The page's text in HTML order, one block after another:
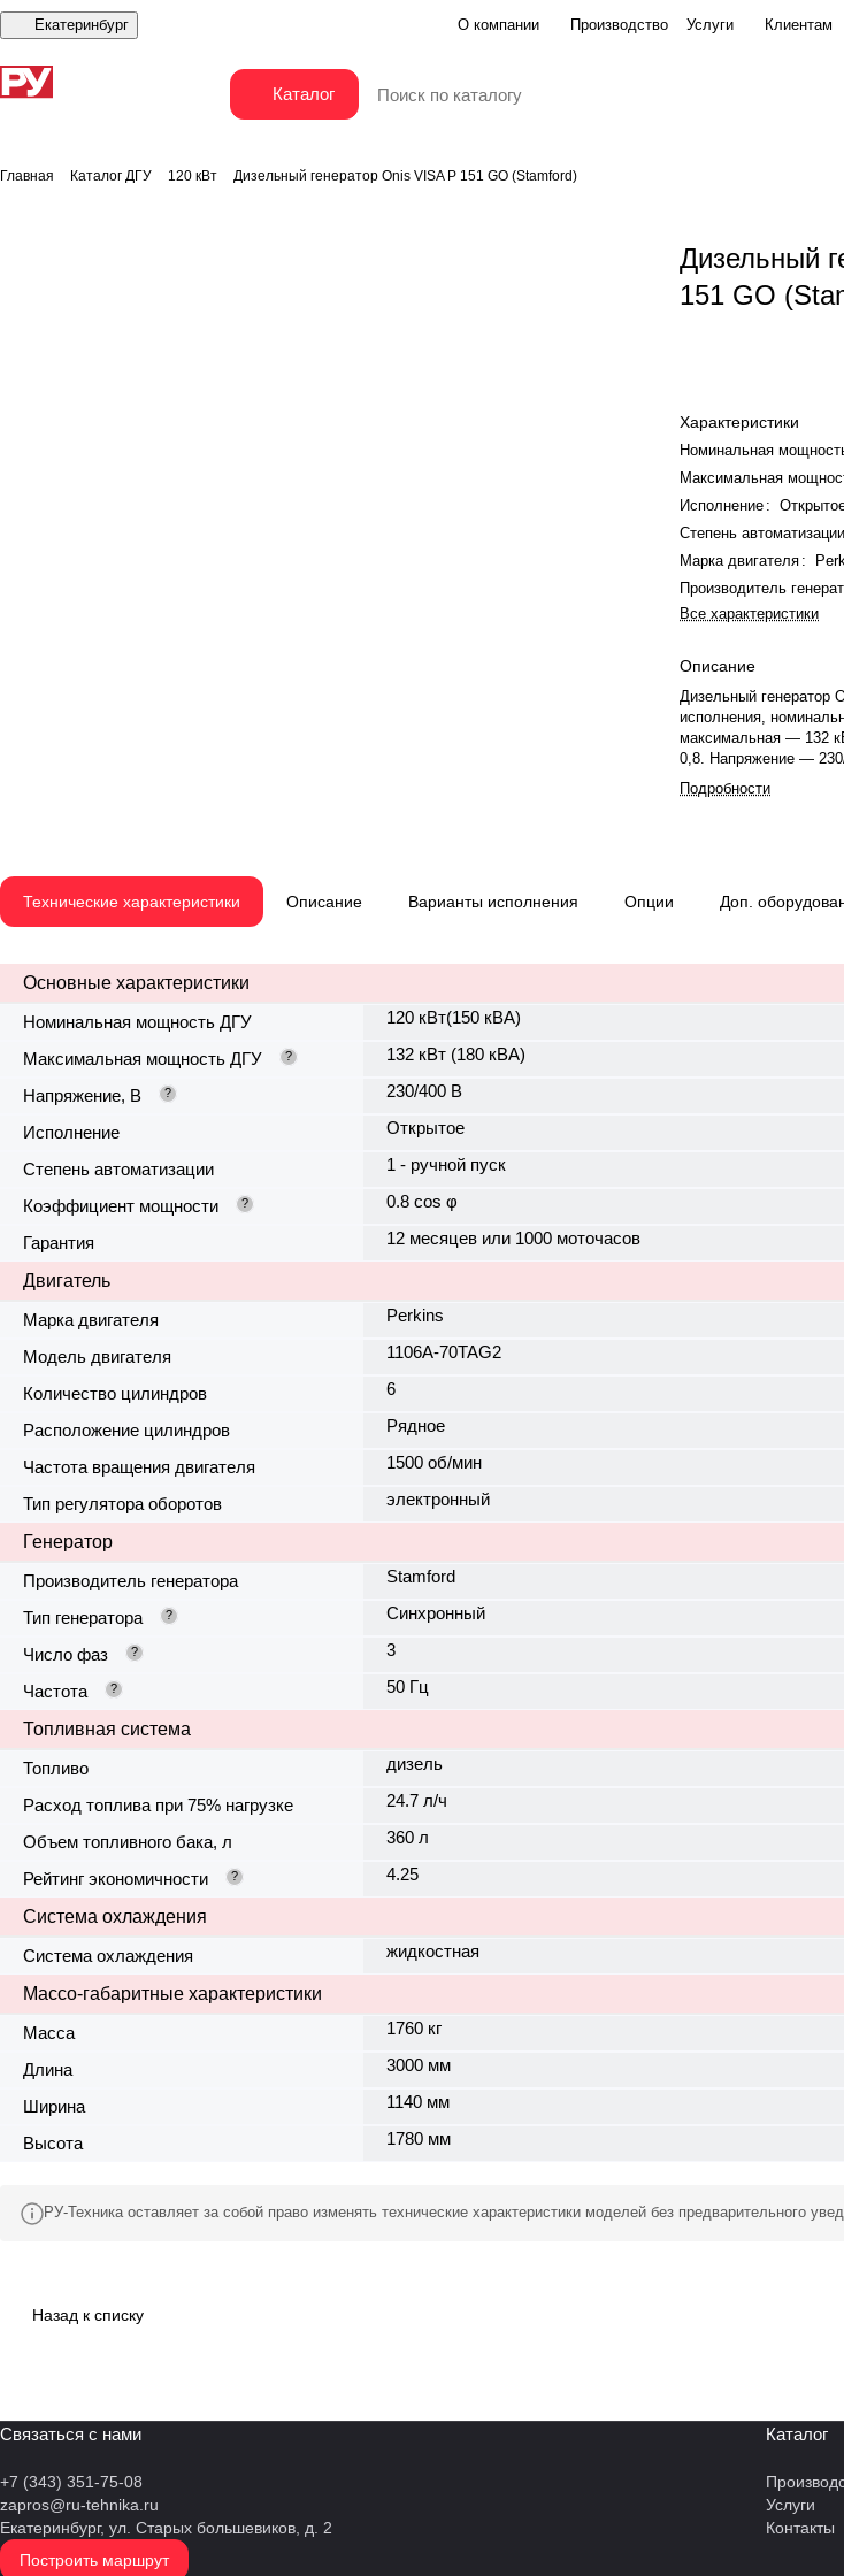
Екатеринбург О компании Производство Услуги Клиентам
Каталог
Главная Каталог ДГУ 120 кВт Дизельный генератор Onis VISA P 151 GO (Stamford)
Дизельный
151 GO
Дизельный генератор Onis VISA P 151 GO (Stamford)
Характеристики
Номинальная
Максимальная
Исполнение :
Степень автоматизации
Марка двигателя :
Производитель
Все характеристики
Описание
Дизельный генератор
исполнения,
максимальная — 132
0,8. Напряжение —
рядный, 6-
регулятором
Уровень шума —
Подробности
Технические характеристики Описание Варианты исполнения Опции Доп.
Основные характеристики
Номинальная мощность ДГУ
120 кВт(150 кВА)
Максимальная мощность ДГУ ? 132 кВт (180 кВА)
Напряжение, В ? 230/400 В
Исполнение Открытое
Степень автоматизации 1 - ручной пуск
Коэффициент мощности ? 0.8 cos φ
Гарантия 12 месяцев или 1000 моточасов
Двигатель
Марка двигателя
Perkins
Модель двигателя 1106A-70TAG2
Количество цилиндров 6
Расположение цилиндров Рядное
Частота вращения двигателя 1500 об/мин
Тип регулятора оборотов электронный
Генератор
Производитель генератора
Stamford
Тип генератора ? Синхронный
Число фаз ? 3
Частота ? 50 Гц
Топливная система
Топливо
дизель
Расход топлива при 75% нагрузке 24.7 л/ч
Объем топливного бака, л 360 л
Рейтинг экономичности ? 4.25
Система охлаждения
Система охлаждения
жидкостная
Массо-габаритные характеристики
Масса
1760 кг
Длина 3000 мм
Ширина 1140 мм
Высота 1780 мм
РУ-Техника оставляет за собой право изменять технические характеристики моделей без предварительного
Назад к списку
Связаться с нами
+7 (343) 351-75-08
zapros@ru-tehnika.ru
Екатеринбург, ул. Старых большевиков, д. 2
Построить маршрут
Каталог
Услуги
Контакты